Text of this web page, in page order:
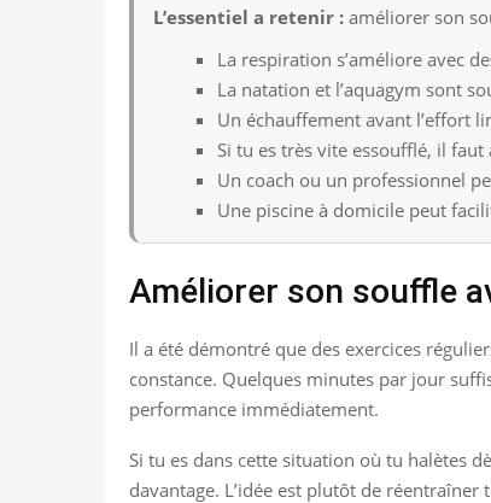
L’essentiel a retenir : améliorer son
La respiration s’améliore avec
La natation et l’aquagym sont
Un échauffement avant l’effort
Si tu es très vite essoufflé, il faut
Un coach ou un professionnel
Une piscine à domicile peut
Améliorer son souffle
Il a été démontré que des exercices
constance. Quelques minutes par jour
performance immédiatement.
Si tu es dans cette situation où tu halètes
davantage. L’idée est plutôt de